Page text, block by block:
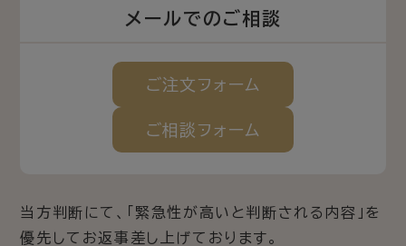
メールでのご相談
ご注文 フォーム
ご相談 フォーム
当方判断にて、「緊急性が高いと判断される内容」を
優先してお返事差し上げております。